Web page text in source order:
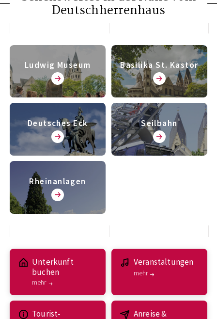
Deutschherrenhaus
Ludwig Museum Basilika St. Kastor
Deutsches Eck Seilbahn
Rheinanlagen
Unterkunft
buchen
mehr
Veranstaltungen
mehr
Tourist-
Anreise &